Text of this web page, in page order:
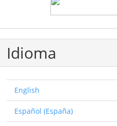
Idioma
English
Español (España)